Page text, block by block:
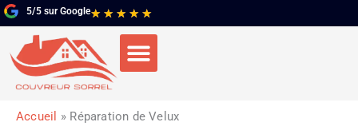
Aller
au
contenu
5/5 sur Google★ ★ ★ ★ ★Noté
5
5
Accueil Réparation de Velux